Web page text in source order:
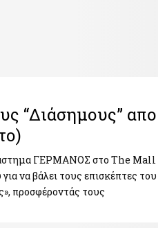
“Διάσημους” απο
ΓΕΡΜΑΝΟΣ στο The Mall
να βάλει τους επισκέπτες του
προσφέροντάς τους